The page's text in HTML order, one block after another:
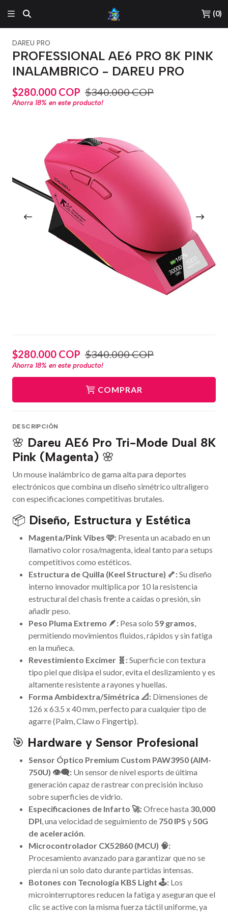
(0)
DAREU PRO
PROFESSIONAL AE6 PRO 8K PINK
INALAMBRICO - DAREU PRO
$280.000 COP $340.000 COP
Ahorra 18% en este producto!
$280.000 COP $340.000 COP
Ahorra 18% en este producto!
COMPRAR
DESCRIPCIÓN
🌸 Dareu AE6 Pro Tri-Mode Dual 8K
Pink (Magenta) 🌸
Un mouse inalámbrico de gama alta para deportes
electrónicos que combina un diseño simétrico ultraligero
con especificaciones competitivas brutales.
📦 Diseño, Estructura y Estética
Magenta/Pink Vibes 🩷: Presenta un acabado en un
llamativo color rosa/magenta, ideal tanto para setups
competitivos como estéticos.
Estructura de Quilla (Keel Structure) 🦴:Su diseño
interno innovador multiplica por 10 la resistencia
estructural del chasis frente a caídas o presión, sin
añadir peso.
Peso Pluma Extremo 🪶: Pesa solo 59 gramos,
permitiendo movimientos fluidos, rápidos y sin fatiga
en la muñeca.
Revestimiento Excimer 🧬:Superficie con textura
tipo piel que disipa el sudor, evita el deslizamiento y es
altamente resistente a rayones y huellas.
Forma Ambidextra/Simétrica 📐: Dimensiones de
126 x 63.5 x 40 mm, perfecto para cualquier tipo de
agarre (Palm, Claw o Fingertip).
🎯 Hardware y Sensor Profesional
Sensor Óptico Premium Custom PAW3950 (AIM-
750U) 👁️‍🗨️: Un sensor de nivel esports de última
generación capaz de rastrear con precisión incluso
sobre superficies de vidrio.
Especificaciones de Infarto 🚀:Ofrece hasta 30,000
DPI, una velocidad de seguimiento de 750 IPS y50G
de aceleración.
Microcontrolador CX52860 (MCU) 🧠:
Procesamiento avanzado para garantizar que no se
pierda ni un solo dato durante partidas intensas.
Botones con Tecnología KBS Light 🕹️: Los
microinterruptores reducen la fatiga y aseguran que el
clic se active con la misma fuerza táctil uniforme, ya